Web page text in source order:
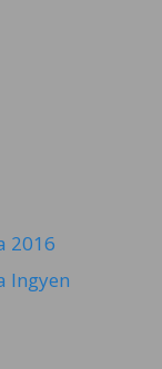
2016
Ingyen